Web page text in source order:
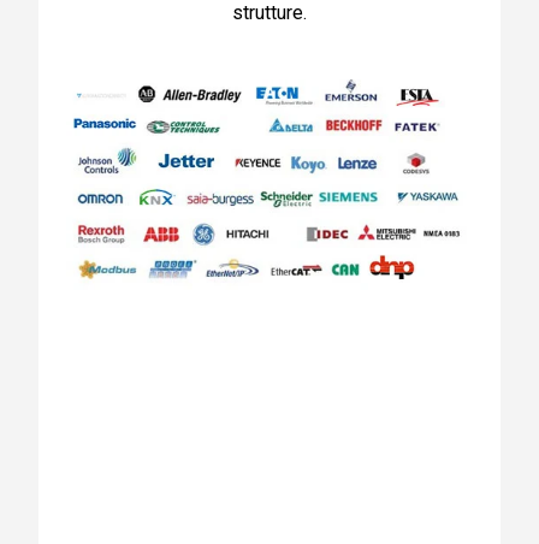
strutture.